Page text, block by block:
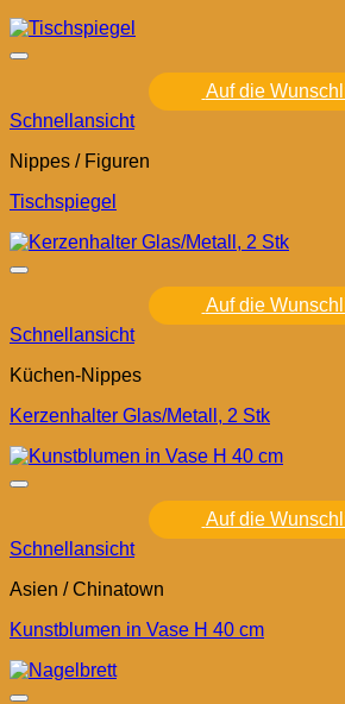
Auf die
Schnellansicht
Nippes / Figuren
Tischspiegel
Auf die
Schnellansicht
Küchen-Nippes
Kerzenhalter Glas/Metall, 2 Stk
Auf die
Schnellansicht
Asien / Chinatown
Kunstblumen in Vase H 40 cm